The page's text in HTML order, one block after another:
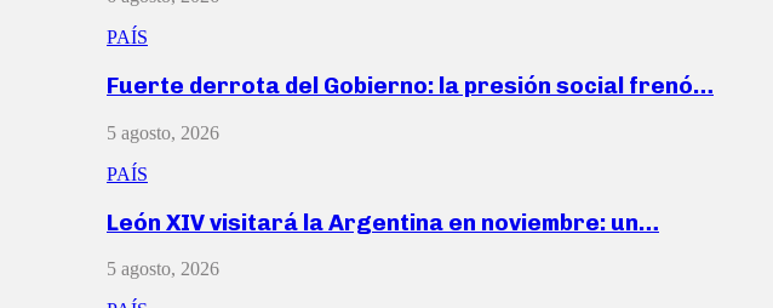
PAÍS
Fuerte derrota del Gobierno: la presión social frenó…
5 agosto, 2026
PAÍS
León XIV visitará la Argentina en noviembre: un…
5 agosto, 2026